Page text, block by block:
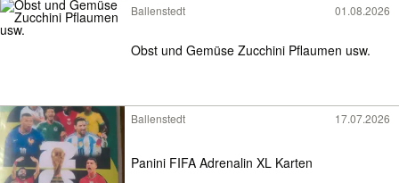
Ballenstedt 01.08.2026
Obst und Gemüse Zucchini Pflaumen usw.
Ballenstedt 17.07.2026
Panini FIFA Adrenalin XL Karten